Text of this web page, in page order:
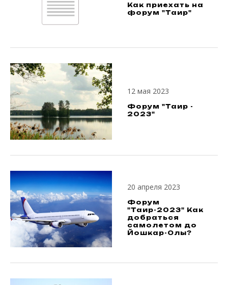
Как приехать на
форум "Таир"
12 мая 2023
Форум "Таир -
2023"
20 апреля 2023
Форум
"Таир-2023" Как
добраться
самолетом до
Йошкар-Олы?